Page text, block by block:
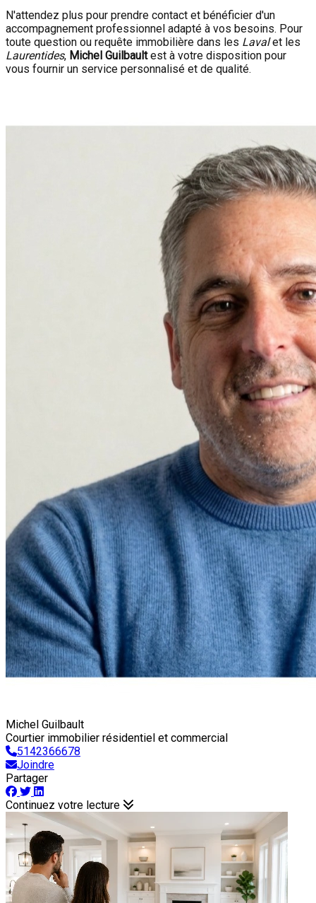
N'attendez plus pour prendre contact et bénéficier d'un
accompagnement professionnel adapté à vos besoins. Pour
toute question ou requête immobilière dans les Lavalet les
Laurentides, Michel Guilbaultest à votre disposition pour
vous fournir un service personnalisé et de qualité.
Michel Guilbault
Courtier immobilier résidentiel et commercial
5142366678
Joindre
Partager
Continuez votre lecture